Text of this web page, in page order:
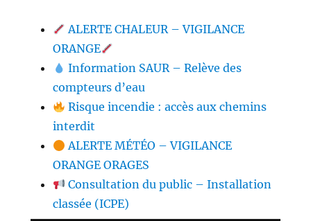
ALERTE CHALEUR – VIGILANCE
ORANGE
Information SAUR – Relève des
compteurs d’eau
Risque incendie : accès aux chemins
interdit
ALERTE MÉTÉO – VIGILANCE
ORANGE ORAGES
Consultation du public – Installation
classée (ICPE)